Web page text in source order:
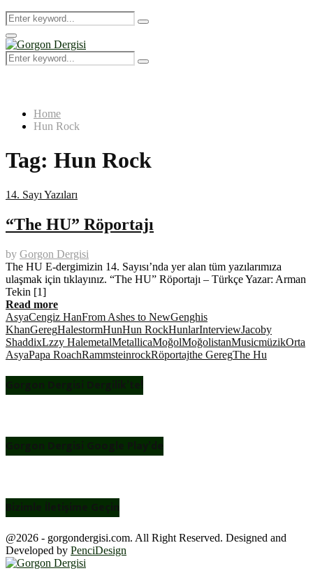
Search
for:
Search
Primary
Menu
Search
for:
Search
Home
Hun Rock
Tag: Hun Rock
14. Sayı Yazıları
“The HU” Röportajı
by Gorgon Dergisi
The HU E-dergimizin 14. Sayısı’nda yer alan tüm yazılarımıza
ulaşmak için tıklayınız. “The HU” Röportajı – Türkçe Yazar: Arman
Tekin [1]
Read more
AsyaCengiz HanFrom Ashes to NewGenghis
KhanGeregHalestormHunHun RockHunlarInterviewJacoby
ShaddixLzzy HalemetalMetallicaMoğolMoğolistanMusicmüzikOrta
AsyaPapa RoachRammsteinrockRöportajthe GeregThe Hu
Gorgon Dergisi Dergilik’te!
Gorgon Dergisi Google Play’de
Bizimle İletişime Geçin
@2026 - gorgondergisi.com. All Right Reserved. Designed and
Developed by PenciDesign